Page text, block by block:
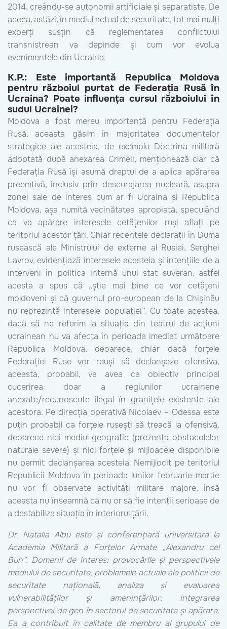
2014, creându-se autonomii artificiale și separatiste. De
aceea, astăzi, în mediul actual de securitate, tot mai mulți
experți susțin că reglementarea conflictului
transnistrean va depinde și cum vor evolua
evenimentele din Ucraina.
K.P.: Este importantă Republica Moldova
pentru războiul purtat de Federația Rusă în
Ucraina? Poate influența cursul războiului în
sudul Ucrainei?
Moldova a fost mereu importantă pentru Federația
Rusă, aceasta găsim în majoritatea documentelor
strategice ale acesteia, de exemplu Doctrina militară
adoptată după anexarea Crimeii, menționează clar că
Federația Rusă își asumă dreptul de a aplica apărarea
preemtivă, inclusiv prin descurajarea nucleară, asupra
zonei sale de interes cum ar fi Ucraina și Republica
Moldova, așa numită vecinătatea apropiată, speculând
ca va apărare interesele cetățenilor ruși aflați pe
teritoriul acestor țări. Chiar recentele declarații în Duma
rusească ale Ministrului de externe al Rusiei, Serghei
Lavrov, evidențiază interesele acesteia și intențiile de a
interveni în politica internă unui stat suveran, astfel
acesta a spus că „știe mai bine ce vor cetățeni
moldoveni și că guvernul pro-european de la Chișinău
nu reprezintă interesele populației”. Cu toate acestea,
dacă să ne referim la situația din teatrul de acțiuni
ucrainean nu va afecta în perioada imediat următoare
Republica Moldova, deoarece, chiar dacă forțele
Federației Ruse vor reuși să declanșeze ofensiva,
aceasta, probabil, va avea ca obiectiv principal
cucerirea doar a regiunilor ucrainene
anexate/recunoscute ilegal în granițele existente ale
acestora. Pe direcția operativă Nicolaev – Odessa este
puțin probabil ca forțele rusești să treacă la ofensivă,
deoarece nici mediul geografic (prezența obstacolelor
naturale severe) și nici forțele și mijloacele disponibile
nu permit declanșarea acesteia. Nemijlocit pe teritoriul
Republicii Moldova în perioada lunilor februarie-martie
nu vor fi observate activități militare majore, însă
aceasta nu înseamnă că nu or să fie intenții serioase de
a destabiliza situația în interiorul țării.
Dr. Natalia Albu este și conferențiară universitară la
Academia Militară a Forțelor Armate „Alexandru cel
Bun”. Domenii de interes: provocările și perspectivele
mediului de securitate; problemele actuale ale politicii de
securitate națională, analiza și evaluarea
vulnerabilităților și amenințărilor; integrarea
perspectivei de gen în sectorul de securitate și apărare.
Ea a contribuit în calitate de membru al grupului de